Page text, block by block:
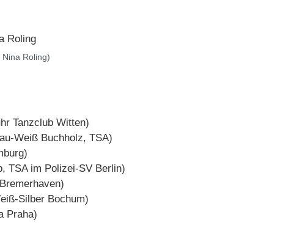
Nina Roling)
Tanzclub Witten)
Weiß Buchholz, TSA)
TSA im Polizei-SV Berlin)
Silber Bochum)
Praha)